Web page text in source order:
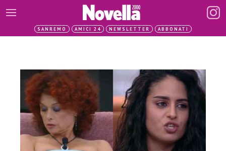
SANREMO AMICI 24 NEWSLETTER ABBONATI